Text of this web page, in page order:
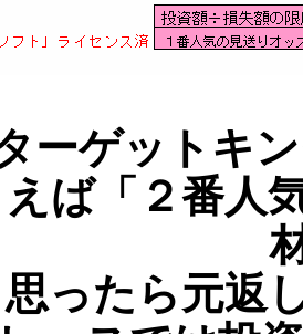
ターゲットキ
ば「２番人
思ったら元返